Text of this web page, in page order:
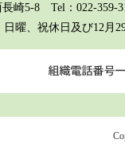
崎5-8 Tel：022-359-
曜、祝休日及び12月